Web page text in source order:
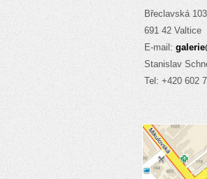
Břeclavská
691 42 Valtice
E-mail:
Stanislav
Tel: +420 602